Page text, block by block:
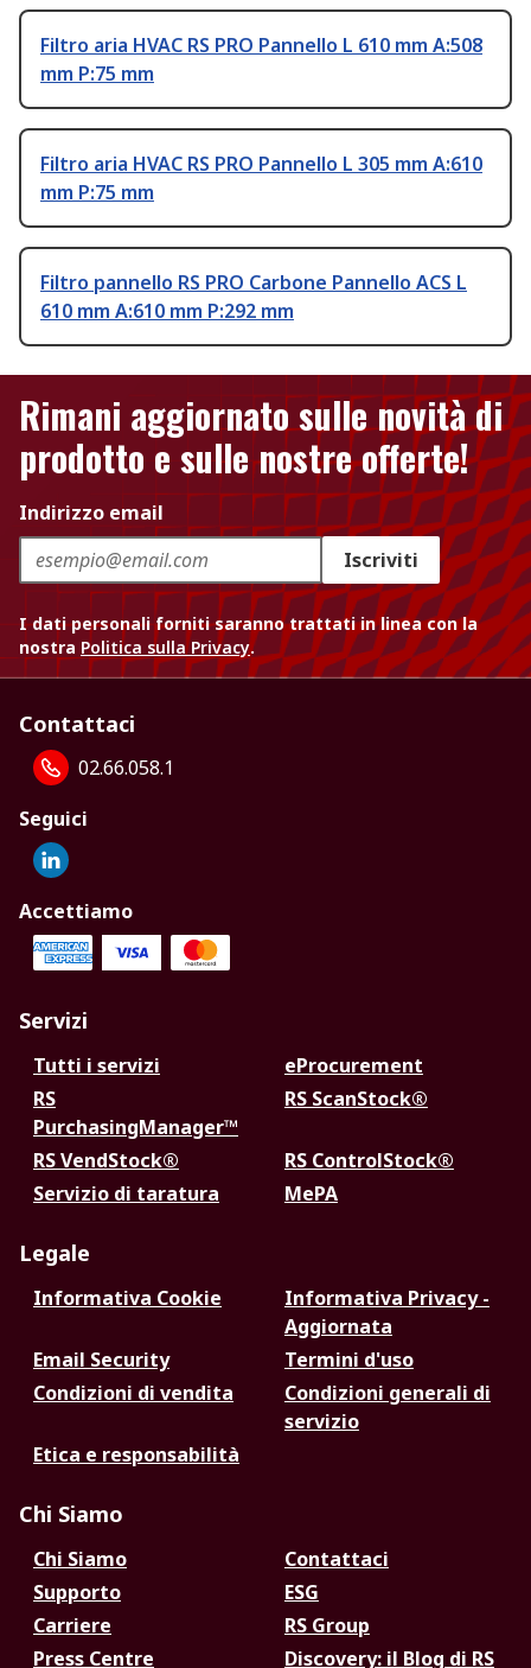
Filtro aria HVAC RS PRO Pannello L 610 mm A:508
mm P:75 mm
Filtro aria HVAC RS PRO Pannello L 305 mm A:610
mm P:75 mm
Filtro pannello RS PRO Carbone Pannello ACS L
610 mm A:610 mm P:292 mm
Rimani aggiornato sulle novità di
prodotto e sulle nostre offerte!
Indirizzo email
Iscriviti
I dati personali forniti saranno trattati in linea con la
nostra Politica sulla Privacy.
Contattaci
02.66.058.1
Seguici
Accettiamo
Servizi
Tutti i servizi
eProcurement
RS
PurchasingManager™
RS ScanStock®
RS VendStock®
RS ControlStock®
Servizio di taratura
MePA
Legale
Informativa Cookie
Informativa Privacy -
Aggiornata
Email Security
Termini d'uso
Condizioni di vendita
Condizioni generali di
servizio
Etica e responsabilità
Chi Siamo
Chi Siamo
Contattaci
Supporto
ESG
Carriere
RS Group
Press Centre
Discovery: il Blog di RS